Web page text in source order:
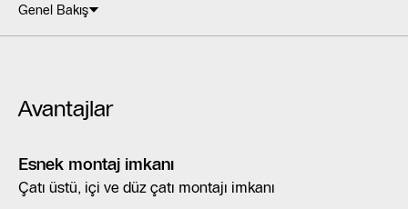
Genel Bakış
Avantajlar
Esnek montaj imkanı
Çatı üstü, içi ve düz çatı montajı imkanı